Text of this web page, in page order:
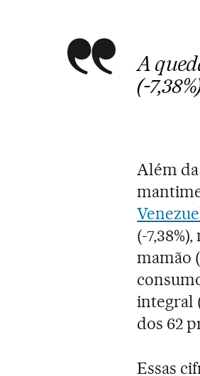
A
(-
Além
(-
mamão
integral
dos 62
Essas